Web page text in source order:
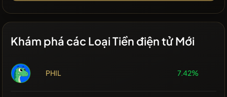
Khám phá các Loại Tiền điện tử Mới
PHIL 7.42%